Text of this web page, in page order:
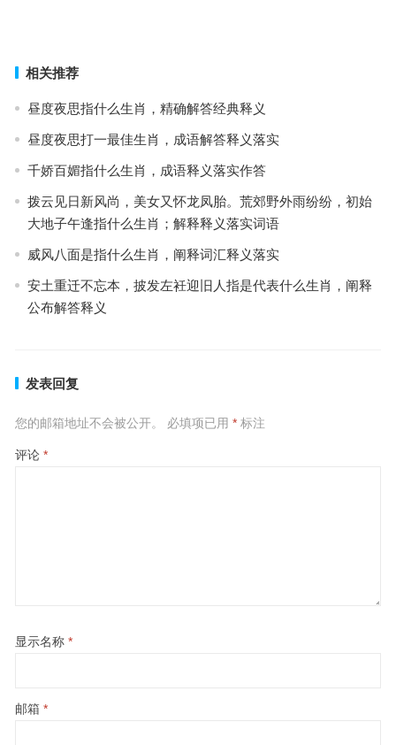
相关推荐
昼度夜思指什么生肖，精确解答经典释义
昼度夜思打一最佳生肖，成语解答释义落实
千娇百媚指什么生肖，成语释义落实作答
拨云见日新风尚，美女又怀龙凤胎。荒郊野外雨纷纷，初始
大地子午逢指什么生肖；解释释义落实词语
威风八面是指什么生肖，阐释词汇释义落实
安土重迁不忘本，披发左衽迎旧人指是代表什么生肖，阐释
公布解答释义
发表回复
您的邮箱地址不会被公开。 必填项已用 *标注
评论 *
显示名称 *
邮箱 *